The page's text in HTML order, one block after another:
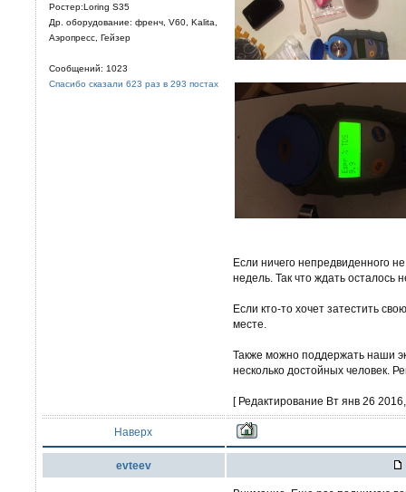
Ростер:Loring S35
Др. оборудование: френч, V60, Kalita,
Аэропресс, Гейзер
Сообщений: 1023
Спасибо сказали 623 раз в 293 постах
Если ничего непредвиденного
недель. Так что ждать осталось
Если кто-то хочет затестить
месте.
Также можно поддержать наши
несколько достойных человек.
[ Редактирование Вт янв 26
Наверх
evteev